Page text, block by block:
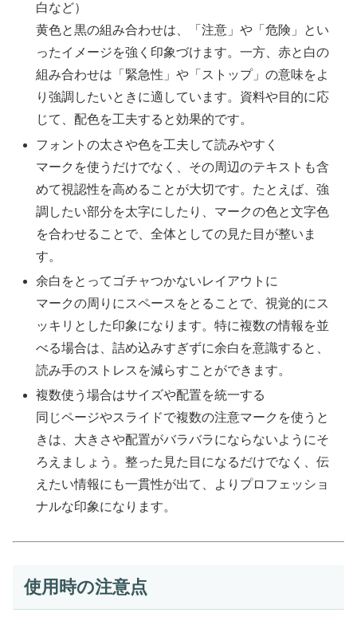
白など）
黄色と黒の組み合わせは、「注意」や「危険」とい
ったイメージを強く印象づけます。一方、赤と白の
組み合わせは「緊急性」や「ストップ」の意味をよ
り強調したいときに適しています。資料や目的に応
じて、配色を工夫すると効果的です。
フォントの太さや色を工夫して読みやすく
マークを使うだけでなく、その周辺のテキストも含
めて視認性を高めることが大切です。たとえば、強
調したい部分を太字にしたり、マークの色と文字色
を合わせることで、全体としての見た目が整いま
す。
余白をとってゴチャつかないレイアウトに
マークの周りにスペースをとることで、視覚的にス
ッキリとした印象になります。特に複数の情報を並
べる場合は、詰め込みすぎずに余白を意識すると、
読み手のストレスを減らすことができます。
複数使う場合はサイズや配置を統一する
同じページやスライドで複数の注意マークを使うと
きは、大きさや配置がバラバラにならないようにそ
ろえましょう。整った見た目になるだけでなく、伝
えたい情報にも一貫性が出て、よりプロフェッショ
ナルな印象になります。
使用時の注意点